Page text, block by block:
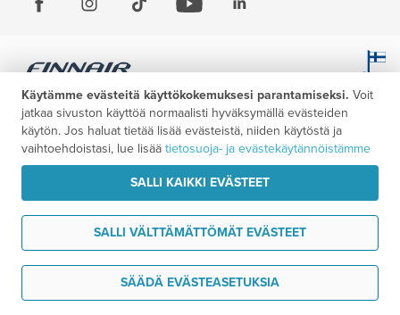
Haluan ideoita matkaani
Käytämme evästeitä käyttökokemuksesi parantamiseksi. Voit
jatkaa sivuston käyttöä normaalisti hyväksymällä evästeiden
käytön. Jos haluat tietää lisää evästeistä, niiden käytöstä ja
vaihtoehdoistasi, lue lisää tietosuoja- ja evästekäytännöistämme
SALLI KAIKKI EVÄSTEET
SALLI VÄLTTÄMÄTTÖMÄT EVÄSTEET
SÄÄDÄ EVÄSTEASETUKSIA